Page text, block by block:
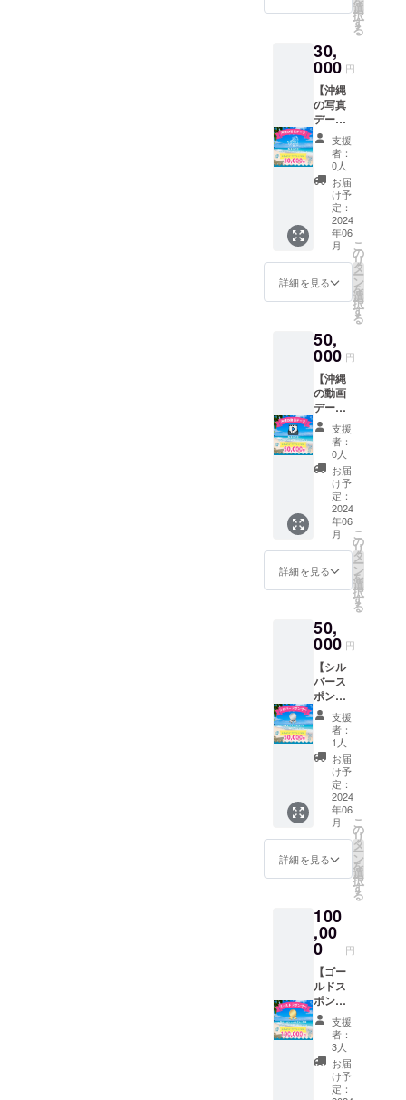
のお名
前を掲
す。 期
間：
2024年
6月16
日〜
2025年
6月15日
備考欄
に、掲
載する
お名前
を記入
くださ
い。
選
択
す
る
30,
000 円
【沖縄
の写真
デー
タ】 商
標利用
可：沖
縄の
ビーチ
空撮写
真デー
タを15
枚、送
らせて
いただ
きま
す。
支援
者：
0人
お届
け予
定：
2024
年06
月
詳細を見る
こ
の
リ
タ
ー
ン
を
選
択
す
る
50,
000 円
【沖縄
の動画
デー
タ】 商
業利用
可：沖
縄の動
画デー
タを20
個送り
ます。
動画：
10秒程
度の動
画を20
個
支援
者：
0人
お届
け予
定：
2024
年06
月
詳細を見る
こ
の
リ
タ
ー
ン
を
選
択
す
る
50,
000 円
【シル
バース
ポン
サー】
海あし
びなー
HPに1
年間、
CAMPF
IRE支援
企業と
して会
社名を
掲載さ
せてい
ただき
期間：
2024年
6月16
日〜
2025年
6月15日
備考欄
に、掲
載する
会社名
を記入
くださ
い。
支援
者：
1人
お届
け予
定：
2024
年06
月
詳細を見る
こ
の
リ
タ
ー
ン
を
選
択
す
る
100
,00
0 円
【ゴー
ルドス
ポン
サー】
海あし
びなー
HPに1
年間、
CAMPF
支援
者：
3人
お届
け予
定：